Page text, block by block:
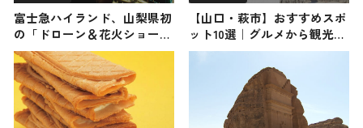
富士急ハイランド、山梨県初
の「ドローン＆花火ショー」
開催 500機が60周年記念ロ
ゴ・ジェットコースターなど
に
【山口・萩市】おすすめスポ
ット10選｜グルメから観光ス
ポットまでご紹介します